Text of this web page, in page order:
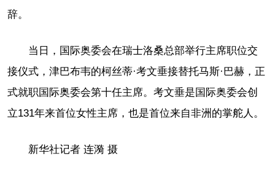
辞。
当日，国际奥委会在瑞士洛桑总部举行主席职位交
接仪式，津巴布韦的柯丝蒂·考文垂接替托马斯·巴赫，正
式就职国际奥委会第十任主席。考文垂是国际奥委会创
立131年来首位女性主席，也是首位来自非洲的掌舵人。
新华社记者 连漪 摄